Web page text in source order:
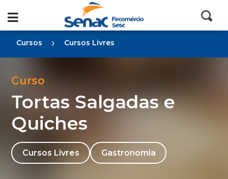
Cursos › Cursos Livres
Curso
Tortas Salgadas e
Quiches
Cursos Livres Gastronomia